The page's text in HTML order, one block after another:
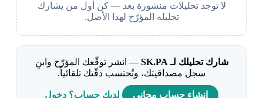
لا توجد تحليلات منشورة بعد — كن أول من يشارك
تحليله المؤرّخ لهذا الأصل.
شارك تحليلك لـ SK.PA
— انشر توقّعك المؤرّخ وابنِ
سجل مصداقيتك، وتُحتسب دقّتك تلقائياً.
إنشاء حساب مجاني لديك حساب؟ دخول